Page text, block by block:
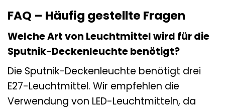
FAQ – Häufig gestellte Fragen
Welche Art von Leuchtmittel wird für die
Sputnik-Deckenleuchte benötigt?
Die Sputnik-Deckenleuchte benötigt drei
E27-Leuchtmittel. Wir empfehlen die
Verwendung von LED-Leuchtmitteln, da